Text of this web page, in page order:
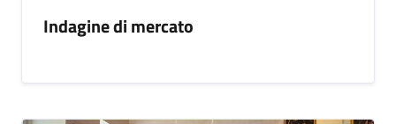
Indagine di mercato